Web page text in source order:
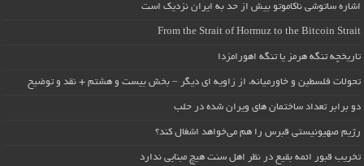
اشاره ساتوشی ناکاموتو بیش از حد به ایران نزدیک است
From the Strait of Hormuz to the Bitcoin Strait
تاریخچه تنگه هرمز یا تنگه اهورامزدا
تحولات فلسطین و خاورمیانه، از زاویه ای دیگر – بخش بیست و هشتم + نقد و توضیح
دو برابر تعداد ساختمان های ویران شده در حلب
رژیم صهیونیستی قبرس را هم می‌خواهد اشغال کند؟
تخریب قبور ائمه بقیع در نظر اهل سنت هیچ مبنایی ندارد